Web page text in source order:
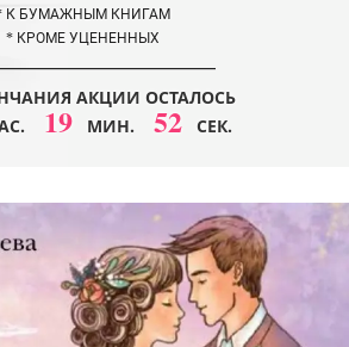
К БУМАЖНЫМ КНИГАМ
* КРОМЕ УЦЕНЕННЫХ
АКЦИИ ОСТАЛОСЬ
19 МИН. 50 СЕК.